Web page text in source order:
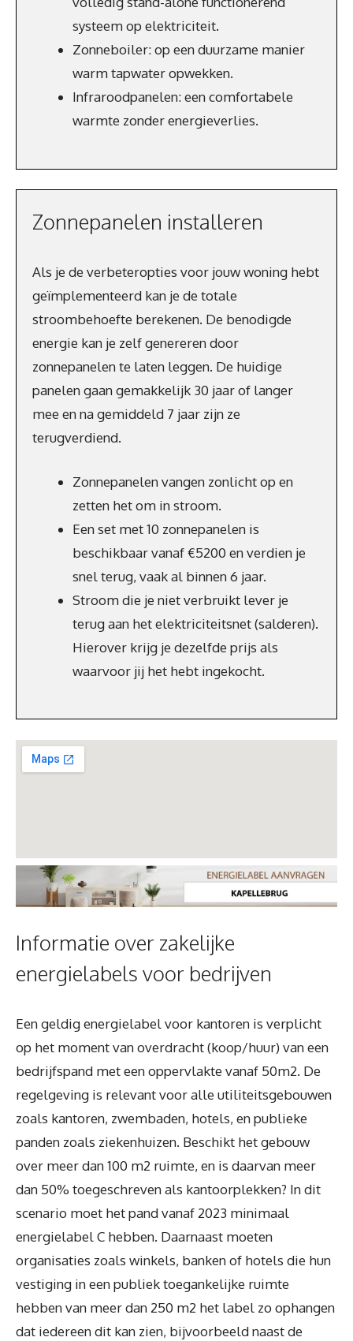
systeem op elektriciteit.
Zonneboiler: op een duurzame manier
warm tapwater opwekken.
Infraroodpanelen: een comfortabele
warmte zonder energieverlies.
Zonnepanelen installeren
Als je de verbeteropties voor jouw woning hebt
geïmplementeerd kan je de totale
stroombehoefte berekenen. De benodigde
energie kan je zelf genereren door
zonnepanelen te laten leggen. De huidige
panelen gaan gemakkelijk 30 jaar of langer
mee en na gemiddeld 7 jaar zijn ze
terugverdiend.
Zonnepanelen vangen zonlicht op en
zetten het om in stroom.
Een set met 10 zonnepanelen is
beschikbaar vanaf €5200 en verdien je
snel terug, vaak al binnen 6 jaar.
Stroom die je niet verbruikt lever je
terug aan het elektriciteitsnet (salderen).
Hierover krijg je dezelfde prijs als
waarvoor jij het hebt ingekocht.
Informatie over zakelijke
energielabels voor bedrijven
Een geldig energielabel voor kantoren is verplicht
op het moment van overdracht (koop/huur) van een
bedrijfspand met een oppervlakte vanaf 50m2. De
regelgeving is relevant voor alle utiliteitsgebouwen
zoals kantoren, zwembaden, hotels, en publieke
panden zoals ziekenhuizen. Beschikt het gebouw
over meer dan 100 m2 ruimte, en is daarvan meer
dan 50% toegeschreven als kantoorplekken? In dit
scenario moet het pand vanaf 2023 minimaal
energielabel C hebben. Daarnaast moeten
organisaties zoals winkels, banken of hotels die hun
vestiging in een publiek toegankelijke ruimte
hebben van meer dan 250 m2 het label zo ophangen
dat iedereen dit kan zien, bijvoorbeeld naast de